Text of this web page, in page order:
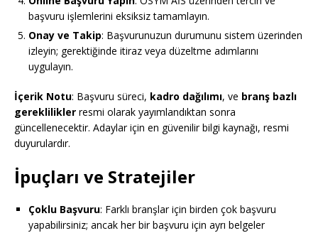
başvuru işlemlerini eksiksiz tamamlayın.
Onay ve Takip: Başvurunuzun durumunu sistem üzerinden
izleyin; gerektiğinde itiraz veya düzeltme adımlarını
uygulayın.
İçerik Notu: Başvuru süreci, kadro dağılımı, ve branş bazlı
gereklilikler resmi olarak yayımlandıktan sonra
güncellenecektir. Adaylar için en güvenilir bilgi kaynağı, resmi
duyurulardır.
İpuçları ve Stratejiler
Çoklu Başvuru: Farklı branşlar için birden çok başvuru
yapabilirsiniz; ancak her bir başvuru için ayrı belgeler